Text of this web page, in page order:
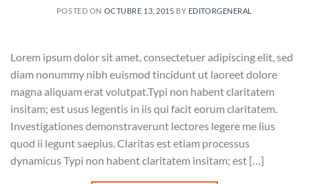
POSTED ON OCTUBRE 13, 2015 BY EDITORGENERAL
Lorem ipsum dolor sit amet, consectetuer adipiscing elit, sed
diam nonummy nibh euismod tincidunt ut laoreet dolore
magna aliquam erat volutpat.Typi non habent claritatem
insitam; est usus legentis in iis qui facit eorum claritatem.
Investigationes demonstraverunt lectores legere me lius
quod ii legunt saepius. Claritas est etiam processus
dynamicus Typi non habent claritatem insitam; est […]